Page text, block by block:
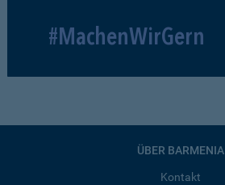
#MachenWirGern
ÜBER BARMENIA
Kontakt